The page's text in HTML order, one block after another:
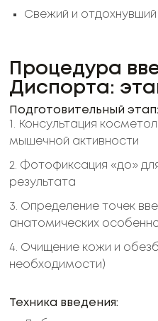
Свежий и отдохнувший
Процедура
Диспорта:
Подготовительный этап:
1. Консультация
мышечной активности
2. Фотофиксация «до»
результата
3. Определение точек
анатомических
4. Очищение кожи и
необходимости)
Техника введения: